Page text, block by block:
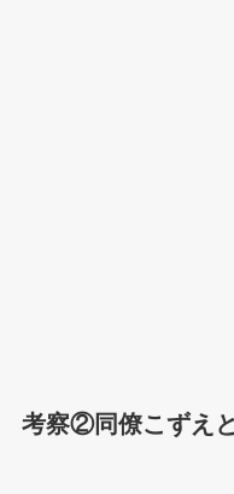
考察②同僚こずえ